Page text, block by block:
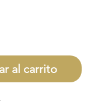
al carrito